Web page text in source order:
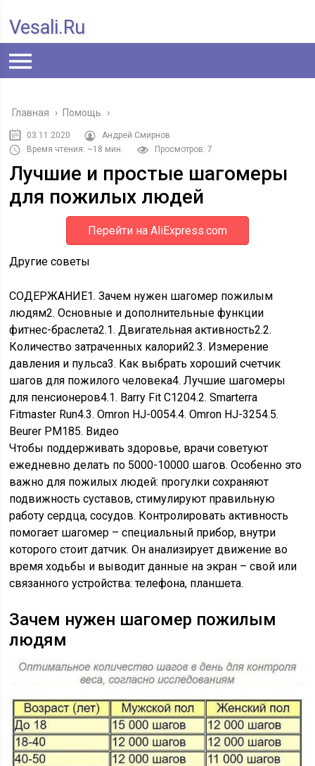
Vesali.ru
Главная › Помощь ›
03.11.2020
Андрей Смирнов
Время чтения: ~18 мин.
Просмотров: 7
Лучшие и простые шагомеры
для пожилых людей
Перейти на AliExpress.com
Другие советы
СОДЕРЖАНИЕ1. Зачем нужен шагомер пожилым
людям2. Основные и дополнительные функции
фитнес-браслета2.1. Двигательная активность2.2.
Количество затраченных калорий2.3. Измерение
давления и пульса3. Как выбрать хороший счетчик
шагов для пожилого человека4. Лучшие шагомеры
для пенсионеров4.1. Barry Fit C1204.2. Smarterra
Fitmaster Run4.3. Omron HJ-0054.4. Omron HJ-3254.5.
Beurer PM185. Видео
Чтобы поддерживать здоровье, врачи советуют
ежедневно делать по 5000-10000 шагов. Особенно это
важно для пожилых людей: прогулки сохраняют
подвижность суставов, стимулируют правильную
работу сердца, сосудов. Контролировать активность
помогает шагомер – специальный прибор, внутри
которого стоит датчик. Он анализирует движение во
время ходьбы и выводит данные на экран – свой или
связанного устройства: телефона, планшета.
Зачем нужен шагомер пожилым
людям